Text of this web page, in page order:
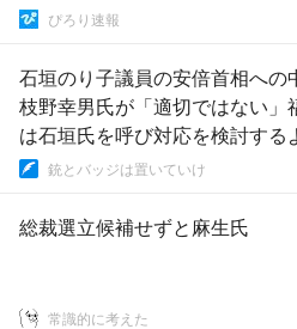
ぴろり速報
石垣のり子議員の安倍首相への
枝野幸男氏が「適切ではない」
は石垣氏を呼び対応を検討する
銃とバッジは置いていけ
総裁選立候補せずと麻生氏
常識的に考えた